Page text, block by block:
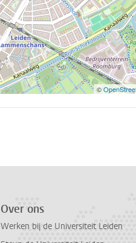
©
Over ons
Werken bij de Universiteit Leiden